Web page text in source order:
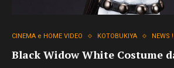
CINEMA e HOME VIDEO KOTOBUKIYA NEWS !
Black Widow White Costume